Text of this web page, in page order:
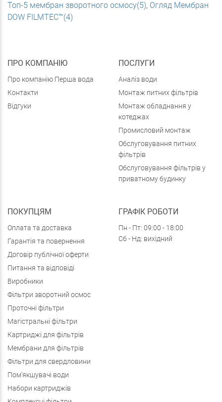
Топ-5 мембран зворотного осмосу(5), Огляд Мембран
DOW FILMTEC™(4)
ПРО КОМПАНІЮ
Про компанію Перша вода
Контакти
Відгуки
ПОСЛУГИ
Аналіз води
Монтаж питних фільтрів
Монтаж обладнання у
котеджах
Промисловий монтаж
Обслуговування питних
фільтрів
Обслуговування фільтрів у
приватному будинку
ПОКУПЦЯМ
Оплата та доставка
Гарантія та повернення
Договір публічної оферти
Питання та відповіді
Виробники
Фільтри зворотний осмос
Проточні фільтри
Магістральні фільтри
Картриджі для фільтрів
Мембрани для фільтрів
Фільтри для свердловини
Пом'якшувачі води
Набори картриджів
ГРАФІК РОБОТИ
Пн - Пт: 09:00 - 18:00
Сб - Нд: вихідний